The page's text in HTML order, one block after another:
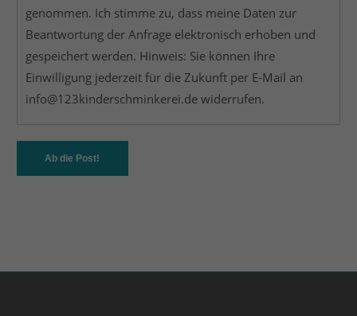
genommen. Ich stimme zu, dass meine Daten zur
Beantwortung der Anfrage elektronisch erhoben und
gespeichert werden. Hinweis: Sie können Ihre
Einwilligung jederzeit für die Zukunft per E-Mail an
info@123kinderschminkerei.dewiderrufen.
Ab die Post!